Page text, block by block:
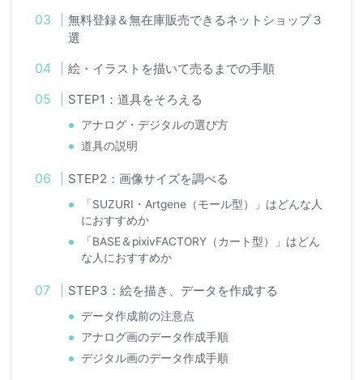
無料登録＆無在庫販売できるネットショップ３
選
絵・イラストを描いて売るまでの手順
STEP1：道具をそろえる
アナログ・デジタルの選び方
道具の説明
STEP2：画像サイズを調べる
「SUZURI・Artgene（モール型）」はどんな人
におすすめか
「BASE＆pixivFACTORY（カート型）」はどん
な人におすすめか
STEP3：絵を描き、データを作成する
データ作成前の注意点
アナログ画のデータ作成手順
デジタル画のデータ作成手順